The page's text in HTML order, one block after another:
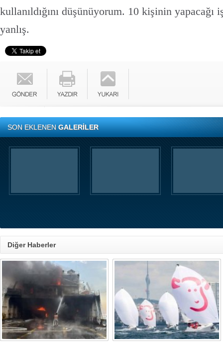
kullanıldığını düşünüyorum. 10 kişinin yapacağı
yanlış.
SON EKLENENGALERİLER
Diğer Haberler